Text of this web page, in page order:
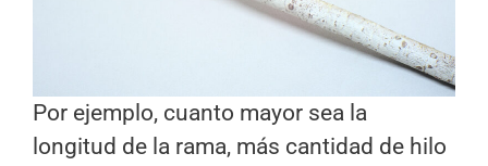
Por ejemplo, cuanto mayor sea la
longitud de la rama, más cantidad de hilo